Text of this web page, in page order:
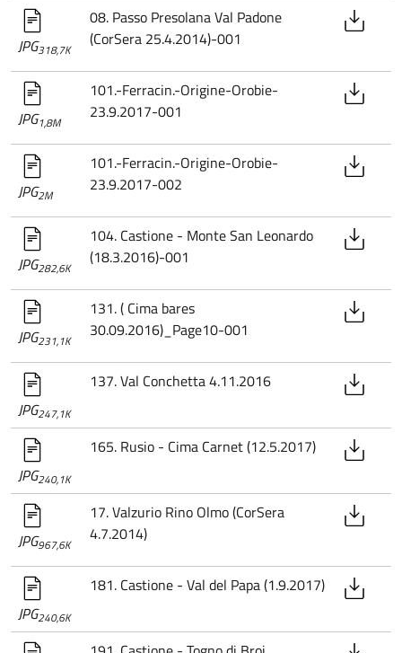
JPG318,7K
08. Passo Presolana Val Padone
(CorSera 25.4.2014)-001
JPG1,8M
101.-Ferracin.-Origine-Orobie-
23.9.2017-001
JPG2M
101.-Ferracin.-Origine-Orobie-
23.9.2017-002
JPG282,6K
104. Castione - Monte San Leonardo
(18.3.2016)-001
JPG231,1K
131. ( Cima bares
30.09.2016)_Page10-001
JPG247,1K
137. Val Conchetta 4.11.2016
JPG240,1K
165. Rusio - Cima Carnet (12.5.2017)
JPG967,6K
17. Valzurio Rino Olmo (CorSera
4.7.2014)
JPG240,6K
181. Castione - Val del Papa (1.9.2017)